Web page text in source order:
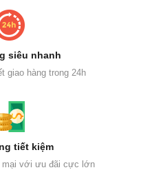
siêu nhanh
giao hàng trong 24h
tiết kiệm
mại với ưu đãi cực lớn